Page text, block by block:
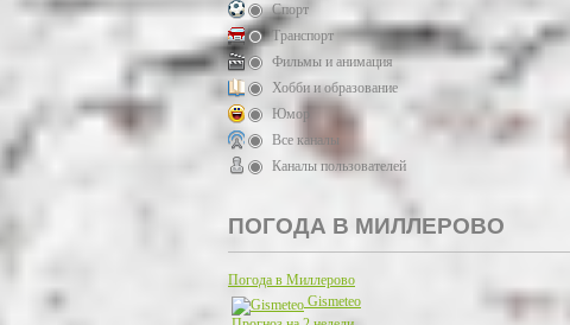
Спорт
Транспорт
Фильмы и анимация
Хобби и образование
Юмор
Все каналы
Каналы пользователей
ПОГОДА В МИЛЛЕРОВО
Погода в Миллерово
Gismeteo